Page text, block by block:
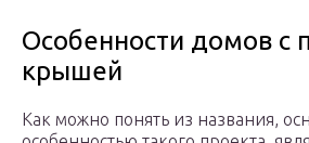
Особенности домов с
крышей
Как можно понять из названия,